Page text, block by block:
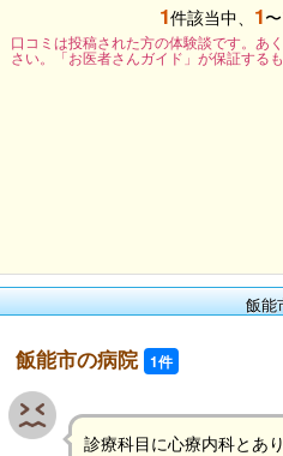
1件該当中、 1〜
口コミは投稿された方の体験談です。あ
さい。「お医者さんガイド」が保証する
飯能
飯能市の病院 1件
診療科目に心療内科とあ